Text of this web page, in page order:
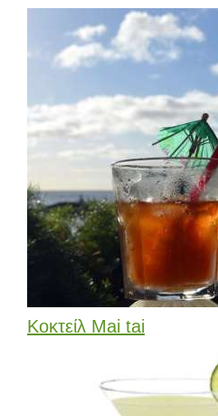
Κοκτείλ Mai tai